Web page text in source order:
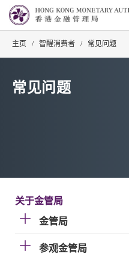
主页 / 智醒消费者 / 常见问题
常见问题
关于金管局
金管局
参观金管局